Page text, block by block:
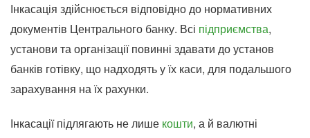
Інкасація здійснюється відповідно до нормативних
документів Центрального банку. Всі підприємства,
установи та організації повинні здавати до установ
банків готівку, що надходять у їх каси, для подальшого
зарахування на їх рахунки.
Інкасації підлягають не лише кошти, а й валютні